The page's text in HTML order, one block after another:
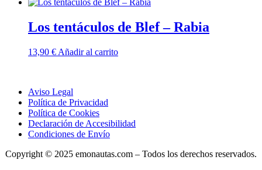
Los tentáculos de Blef – Rabia
13,90 € Añadir al carrito
Aviso Legal
Política de Privacidad
Política de Cookies
Declaración de Accesibilidad
Condiciones de Envío
Copyright © 2025 emonautas.com – Todos los derechos reservados.